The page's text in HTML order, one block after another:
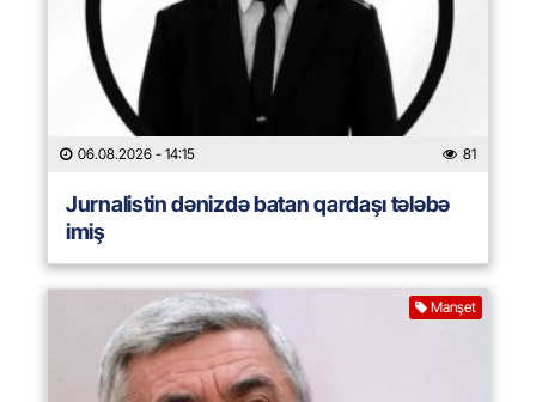
06.08.2026 - 14:15 81
Jurnalistin dənizdə batan qardaşı tələbə
imiş
Manşet